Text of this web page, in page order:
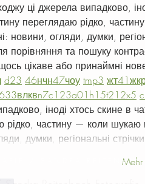
ці джерела випадково,
переглядаю рідко,
новини, огляди, думки,
порівняння та пошуку
цікаве або принаймні
d23 46нчн47чоу tmp3 жт41ж
33влквn7c123a01 h15t21 2x5
іноді хтось скине в
рідко, частину — коли шукаю
думки, регіональні
/ SANDRA